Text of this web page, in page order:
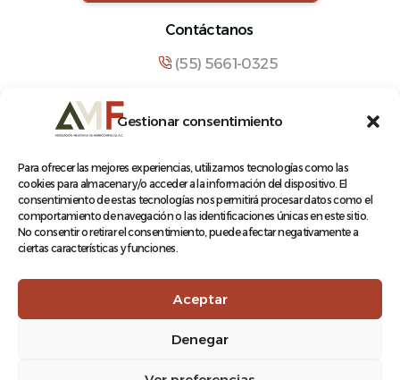
Gestionar consentimiento
Para ofrecer las mejores experiencias, utilizamos tecnologías como las
cookies para almacenar y/o acceder a la información del dispositivo. El
consentimiento de estas tecnologías nos permitirá procesar datos como el
comportamiento de navegación o las identificaciones únicas en este sitio.
No consentir o retirar el consentimiento, puede afectar negativamente a
ciertas características y funciones.
Aceptar
Denegar
Contáctanos
(55) 5661-0325
Manuel María Contreras 133, Cuauhtémoc,